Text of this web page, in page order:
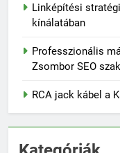
Linképítési
kínálatában
Professzionális
Zsombor SEO
RCA jack kábel a